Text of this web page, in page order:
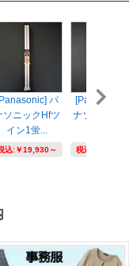
パ
ソニックHfツ
イン1蛍...
込:￥19,930～
[Panasonic] パ
ナソニックHf
税込: